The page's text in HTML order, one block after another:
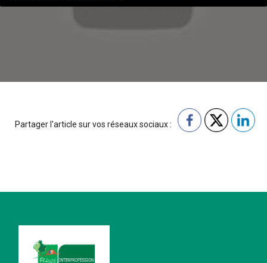
Partager l'article sur vos réseaux sociaux :